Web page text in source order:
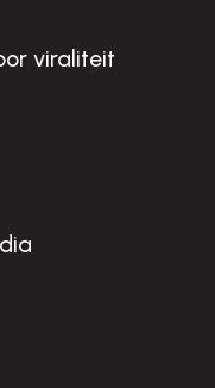
viraliteit